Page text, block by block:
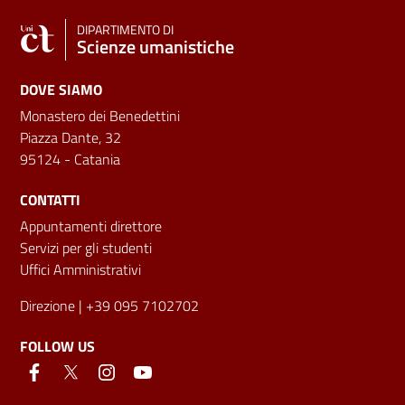
DIPARTIMENTO DI
Scienze umanistiche
DOVE SIAMO
Monastero dei Benedettini
Piazza Dante, 32
95124 - Catania
CONTATTI
Appuntamenti direttore
Servizi per gli studenti
Uffici Amministrativi
Direzione | +39 095 7102702
FOLLOW US